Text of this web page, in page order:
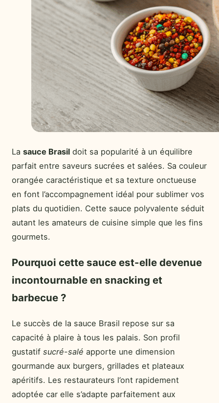
La sauce Brasil doit sa popularité à un équilibre
parfait entre saveurs sucrées et salées. Sa couleur
orangée caractéristique et sa texture onctueuse
en font l’accompagnement idéal pour sublimer vos
plats du quotidien. Cette sauce polyvalente séduit
autant les amateurs de cuisine simple que les fins
gourmets.
Pourquoi cette sauce est-elle devenue
incontournable en snacking et
barbecue ?
Le succès de la sauce Brasil repose sur sa
capacité à plaire à tous les palais. Son profil
gustatif sucré-salé apporte une dimension
gourmande aux burgers, grillades et plateaux
apéritifs. Les restaurateurs l’ont rapidement
adoptée car elle s’adapte parfaitement aux